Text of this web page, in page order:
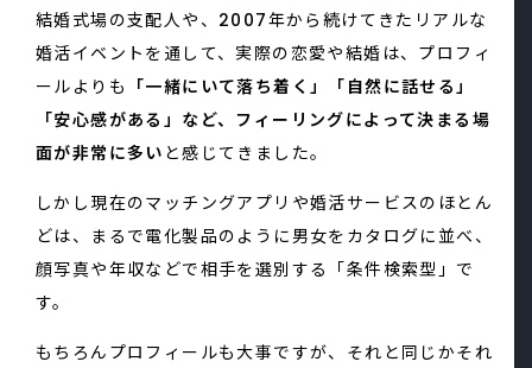
結婚式場の支配人や、2007年から続けてきたリアルな
婚活イベントを通して、実際の恋愛や結婚は、プロフィ
ールよりも 「一緒にいて落ち着く」「自然に話せる」
「安心感がある」など、フィーリングによって決まる場
面が非常に多い と感じてきました。
しかし現在のマッチングアプリや婚活サービスのほとん
どは、まるで電化製品のように男女をカタログに並べ、
顔写真や年収などで相手を選別する「条件検索型」で
す。
もちろんプロフィールも大事ですが、それと同じかそれ